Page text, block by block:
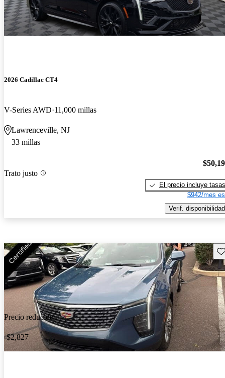
2026 Cadillac CT4
V-Series AWD 11,000 millas
Lawrenceville, NJ
33 millas
Trato justo
El precio incluye tasas
$942/mes
Verif. disponibilidad
Precio reducido
-$2,827